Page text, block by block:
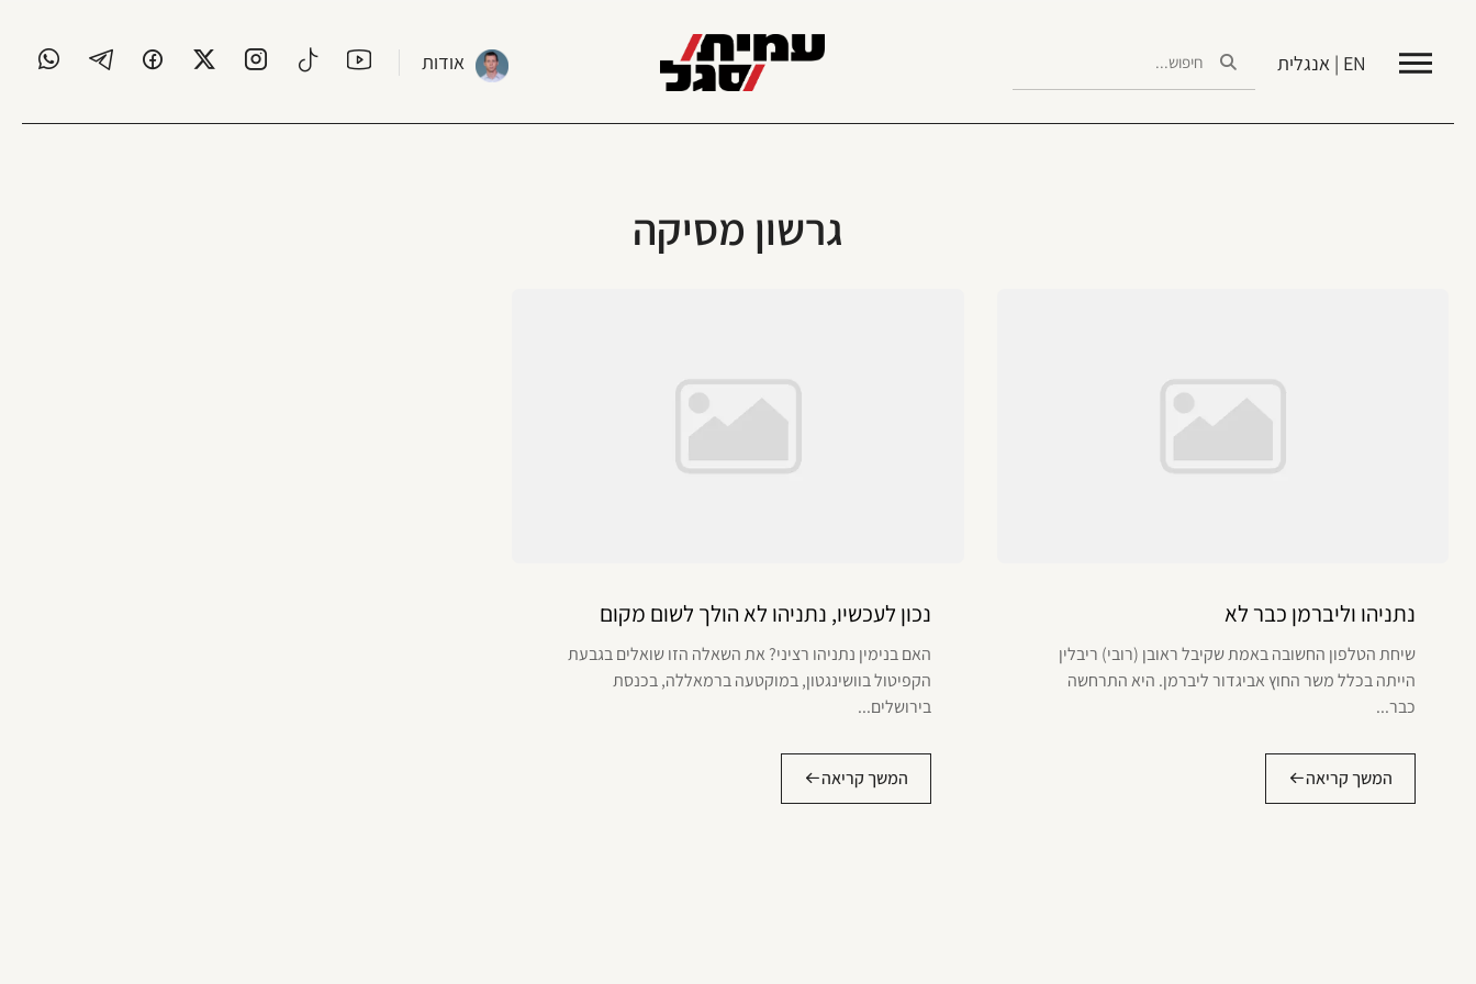
EN | אנגלית אודות
גרשון מסיקה
נתניהו וליברמן כבר לא
שיחת הטלפון החשובה באמת שקיבל ראובן (רובי) ריבלין
הייתה בכלל משר החוץ אביגדור ליברמן. היא התרחשה
כבר...
המשך קריאה
נכון לעכשיו, נתניהו לא הולך לשום מקום
האם בנימין נתניהו רציני? את השאלה הזו שואלים בגבעת
הקפיטול בוושינגטון, במוקטעה ברמאללה, בכנסת
בירושלים...
המשך קריאה